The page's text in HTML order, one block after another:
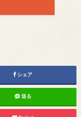
シェア
送る